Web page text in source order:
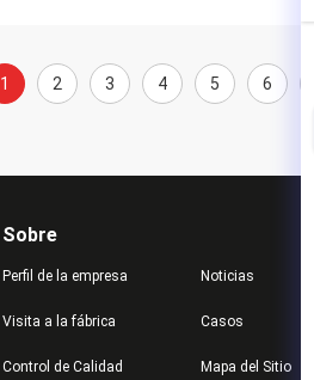
1 2 3 4 5 6
Sobre
Perfil de la empresa
Visita a la fábrica
Control de Calidad
Noticias
Casos
Mapa del Sitio